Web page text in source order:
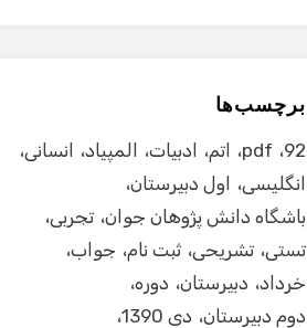
برچسب‌ها
92
pdf اتم ادبیات المپیاد
انسانی
انگلیسی
اول دبیرستان
باشگاه دانش پژوهان جوان تجربی
تستی تشریحی ثبت نام جواب
خرداد دبیرستان دوره
دوم دبیرستان دی 1390